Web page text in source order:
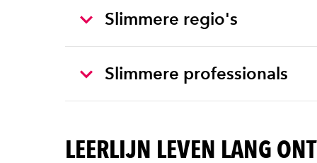
Slimmere regio's
Slimmere professionals
LEERLIJN LEVEN LANG